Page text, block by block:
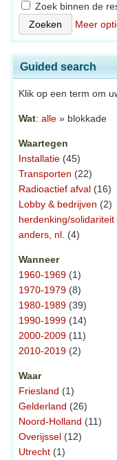
Zoek binnen de
Meer
Guided search
Klik op een term om
Wat: alle » blokkade
Waartegen
Installatie (45)
Transporten (22)
Radioactief afval (16)
Lobby & bedrijven (2)
herdenking/solidariteit
anders, nl. (4)
Wanneer
1960-1969 (1)
1970-1979 (8)
1980-1989 (39)
1990-1999 (14)
2000-2009 (11)
2010-2019 (2)
Waar
Friesland (1)
Gelderland (26)
Noord-Holland (11)
Overijssel (12)
Utrecht (1)